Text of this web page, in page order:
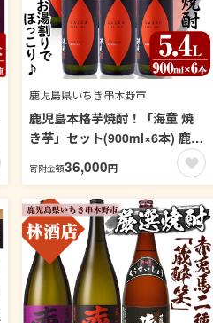
鹿児島県いちき串木野市
鹿児島本格芋焼酎！「海童 焼
き芋」セット(900ml×6本) 鹿児
島 鹿児島特産 酒 焼酎 芋焼酎
お湯割り【林酒店】【99-023-
40】
寄附金額36,000円